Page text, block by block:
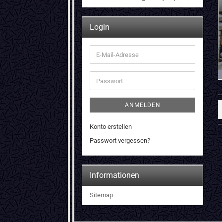
Login
E-
Mail-
Adresse
Passwort
ANMELDEN
Konto erstellen
Passwort vergessen?
Informationen
Sitemap